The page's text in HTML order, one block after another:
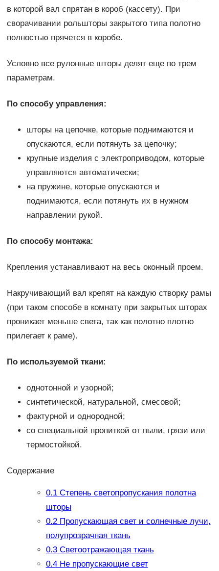
в которой вал спрятан в короб (кассету). При
сворачивании рольшторы закрытого типа полотно
полностью прячется в коробе.
Условно все рулонные шторы делят еще по трем
параметрам.
По способу управления:
шторы на цепочке, которые поднимаются и
опускаются, если потянуть за цепочку;
крупные изделия с электроприводом, которые
управляются автоматически;
на пружине, которые опускаются и
поднимаются, если потянуть их в нужном
направлении рукой.
По способу монтажа:
Крепления устанавливают на весь оконный проем.
Накручивающий вал крепят на каждую створку рамы
(при таком способе в комнату при закрытых шторах
проникает меньше света, так как полотно плотно
прилегает к раме).
По используемой ткани:
однотонной и узорной;
синтетической, натуральной, смесовой;
фактурной и однородной;
со специальной пропиткой от пыли, грязи или
термостойкой.
Содержание
0.1Степень светопропускания полотна
шторы
0.2Пропускающая свет и солнечные лучи,
полупрозрачная ткань
0.3Светоотражающая ткань
0.4Не пропускающие свет